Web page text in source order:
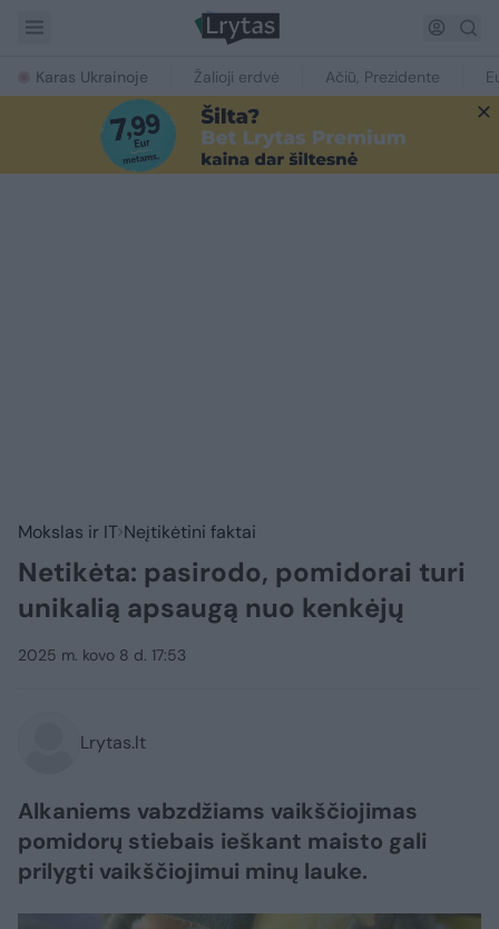
Karas Ukrainoje Žalioji erdvė Ačiū, Prezidente
Mokslas ir IT Neįtikėtini faktai
Netikėta: pasirodo, pomidorai turi
unikalią apsaugą nuo kenkėjų
2025 m. kovo 8 d. 17:53
Lrytas.lt
Alkaniems vabzdžiams vaikščiojimas
pomidorų stiebais ieškant maisto gali
prilygti vaikščiojimui minų lauke.